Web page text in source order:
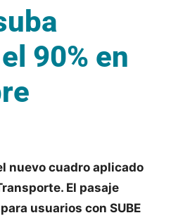
90% en
nuevo cuadro aplicado
El pasaje
usuarios con SUBE